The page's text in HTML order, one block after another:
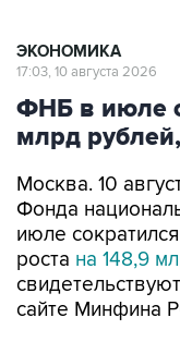
ЭКОНОМИКА
17:03, 10 августа 2026
ФНБ в июле
млрд
Москва. 10
Фонда
июле
роста на 148,9
сайте Минфина